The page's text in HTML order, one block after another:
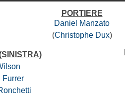
PORTIERE
Daniel Manzato
(Christophe Dux)
Furrer